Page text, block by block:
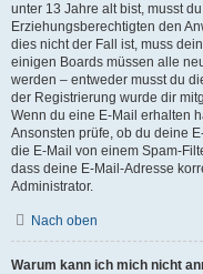
unter 13 Jahre alt bist, musst
Erziehungsberechtigten den
dies nicht der Fall ist, muss
einigen Boards müssen alle
werden – entweder musst du
der Registrierung wurde dir
Wenn du eine E-Mail erhalten
Ansonsten prüfe, ob du deine
die E-Mail von einem Spam-
dass deine E-Mail-Adresse
Administrator.
Nach oben
Warum kann ich mich nicht